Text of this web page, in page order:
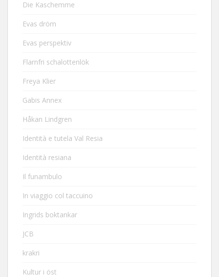
Die Kaschemme
Evas dröm
Evas perspektiv
Flarnfri schalottenlök
Freya Klier
Gabis Annex
Håkan Lindgren
Identità e tutela Val Resia
Identità resiana
Il funambulo
In viaggio col taccuino
Ingrids boktankar
JCB
krakri
Kultur i öst